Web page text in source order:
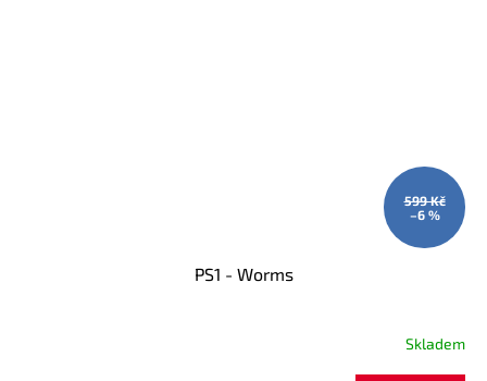
599 Kč
–6 %
PS1 - Worms
Skladem